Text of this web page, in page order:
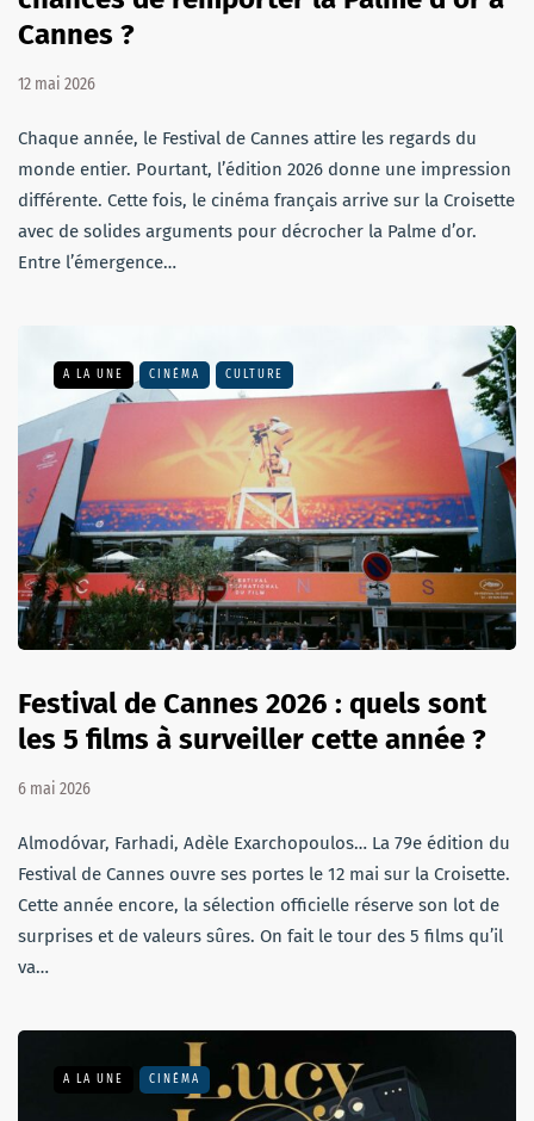
Cannes ?
12 mai 2026
Chaque année, le Festival de Cannes attire les regards du
monde entier. Pourtant, l’édition 2026 donne une impression
différente. Cette fois, le cinéma français arrive sur la Croisette
avec de solides arguments pour décrocher la Palme d’or.
Entre l’émergence…
A LA UNE CINÉMA CULTURE
Festival de Cannes 2026 : quels sont
les 5 films à surveiller cette année ?
6 mai 2026
Almodóvar, Farhadi, Adèle Exarchopoulos… La 79e édition du
Festival de Cannes ouvre ses portes le 12 mai sur la Croisette.
Cette année encore, la sélection officielle réserve son lot de
surprises et de valeurs sûres. On fait le tour des 5 films qu’il
va…
A LA UNE CINÉMA